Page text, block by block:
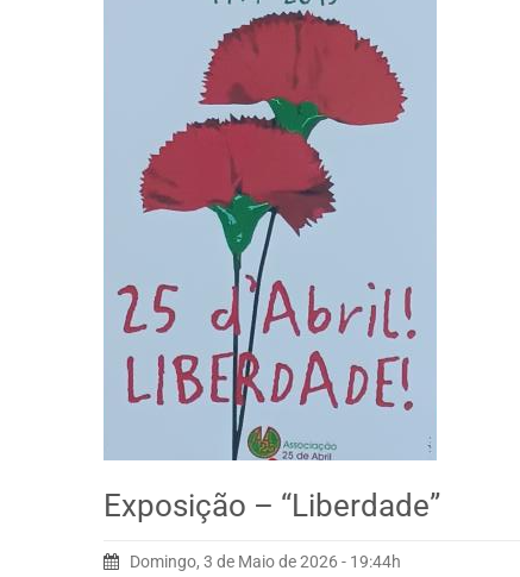
Exposição – “Liberdade”
Domingo, 3 de Maio de 2026 - 19:44h